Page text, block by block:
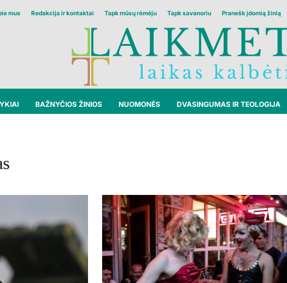
mus Redakcija ir kontaktai Tapk mūsų rėmėju Tapk savanoriu Pranešk įdomią žinią
BAŽNYČIOS ŽINIOS NUOMONĖS DVASINGUMAS IR TEOLOGIJA